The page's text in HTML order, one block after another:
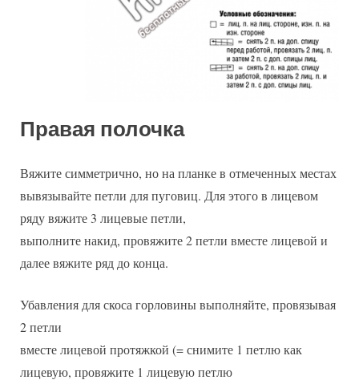
Правая полочка
Вяжите симметрично, но на планке в отмеченных местах
вывязывайте петли для пуговиц. Для этого в лицевом
ряду вяжите 3 лицевые петли,
выполните накид, провяжите 2 петли вместе лицевой и
далее вяжите ряд до конца.
Убавления для скоса горловины выполняйте, провязывая
2 петли
вместе лицевой протяжкой (= снимите 1 петлю как
лицевую, провяжите 1 лицевую петлю